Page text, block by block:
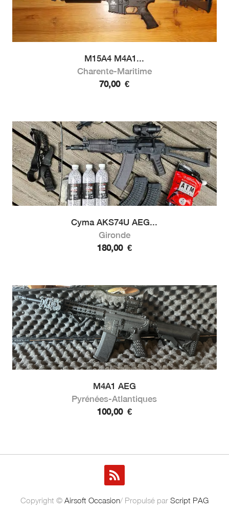
M15A4 M4A1...
Charente-Maritime
70,00 €
Cyma AKS74U AEG...
Gironde
180,00 €
M4A1 AEG
Pyrénées-Atlantiques
100,00 €
Copyright © Airsoft Occasion/ Propulsé par Script PAG